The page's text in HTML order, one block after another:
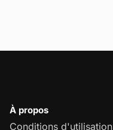
À propos
Conditions d'utilisation